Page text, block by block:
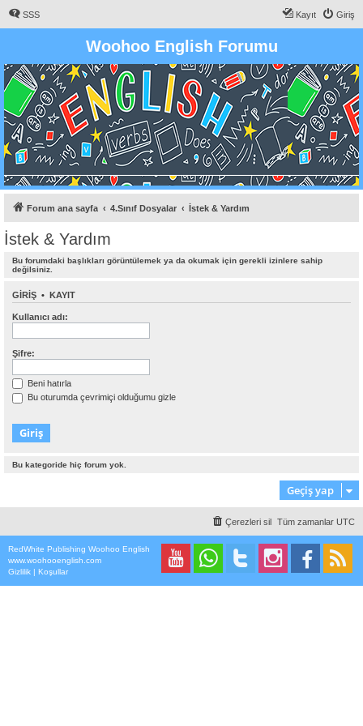
SSS Giriş
Kayıt
Woohoo English Forumu
Forum ana sayfa 4.Sınıf Dosyalar İstek & Yardım
İstek & Yardım
Bu forumdaki başlıkları görüntülemek ya da okumak için gerekli izinlere sahip
değilsiniz.
GIRIŞ • KAYIT
Kullanıcı adı:
Şifre:
Beni hatırla
Bu oturumda çevrimiçi olduğumu gizle
Bu kategoride hiç forum yok.
Geçiş yap
Tüm zamanlar UTC
Çerezleri sil
RedWhite Publishing Woohoo English
www.woohooenglish.com
Gizlilik | Koşullar